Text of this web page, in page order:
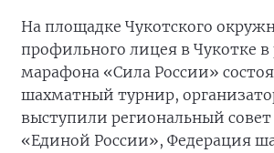
На площадке Чукотского
профильного лицея в Чукотке в
марафона «Сила России»
шахматный турнир,
выступили региональный
«Единой России», Федерация